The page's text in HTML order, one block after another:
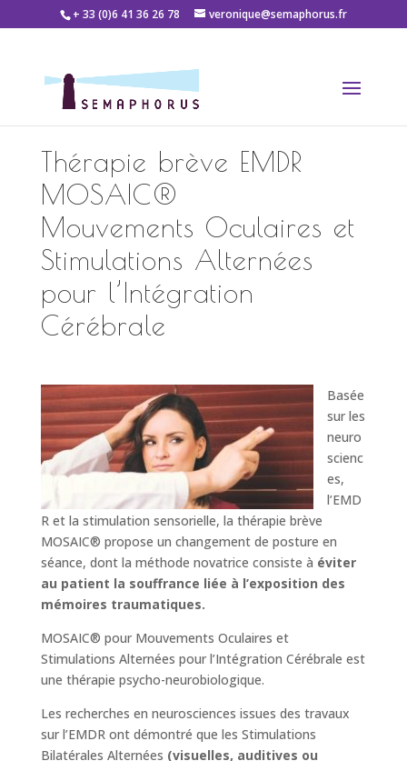
+ 33 (0)6 41 36 26 78 veronique@semaphorus.fr
Thérapie brève EMDR
MOSAIC®
Mouvements Oculaires et
Stimulations Alternées
pour l’Intégration
Cérébrale
Basée
sur les
neuro
scienc
es,
l’EMD
R et la stimulation sensorielle, la thérapie brève
MOSAIC® propose un changement de posture en
séance, dont la méthode novatrice consiste à éviter
au patient la souffrance liée à l’exposition des
mémoires traumatiques.
MOSAIC® pour Mouvements Oculaires et
Stimulations Alternées pour l’Intégration Cérébrale est
une thérapie psycho-neurobiologique.
Les recherches en neurosciences issues des travaux
sur l’EMDR ont démontré que les Stimulations
Bilatérales Alternées (visuelles, auditives ou